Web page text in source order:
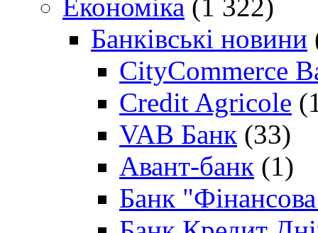
Економіка (1 322)
Банківські новини
CityCommerce
Credit Agricole
VAB Банк (33)
Авант-банк (1)
Банк "Фінансова